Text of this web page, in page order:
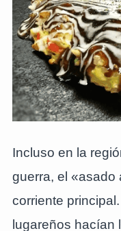
Incluso en la
guerra, el «asado
corriente
lugareños hacían